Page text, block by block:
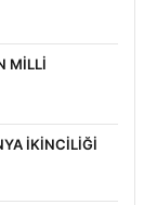
MİLLİ
İKİNCİLİĞİ